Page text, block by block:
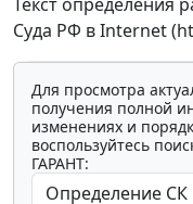
Текст определения
Суда РФ в Internet
Для просмотра
получения полной
изменениях и
воспользуйтесь
ГАРАНТ: